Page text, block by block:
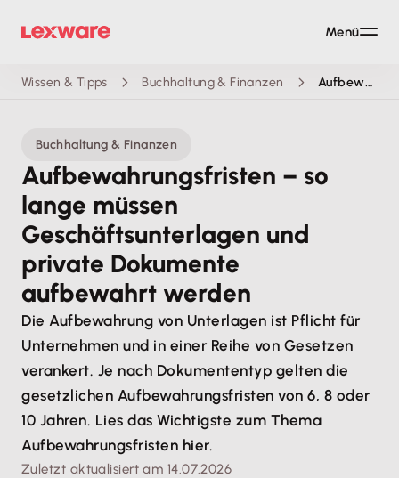
Wissen & Tipps Buchhaltung & Finanzen Aufbewahrungsfristen – so lange müssen Geschäftsunterlagen und private Dokumente aufbewahrt werden
Buchhaltung & Finanzen
Aufbewahrungsfristen – so
lange müssen
Geschäftsunterlagen und
private Dokumente
aufbewahrt werden
Die Aufbewahrung von Unterlagen ist Pflicht für
Unternehmen und in einer Reihe von Gesetzen
verankert. Je nach Dokumententyp gelten die
gesetzlichen Aufbewahrungsfristen von 6, 8 oder
10 Jahren. Lies das Wichtigste zum Thema
Aufbewahrungsfristen hier.
Zuletzt aktualisiert am 14.07.2026
Menü